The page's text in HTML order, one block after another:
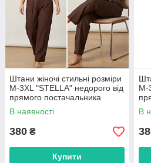
Штани жіночі стильні розміри
M-3XL "STELLA" недорого від
прямого постачальника
В наявності
380 ₴
Купити
M-
В